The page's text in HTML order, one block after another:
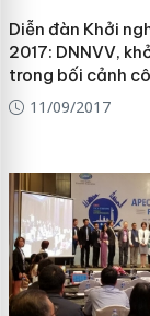
Diễn đàn Khởi
2017: DNNVV,
trong bối cảnh
11/09/2017